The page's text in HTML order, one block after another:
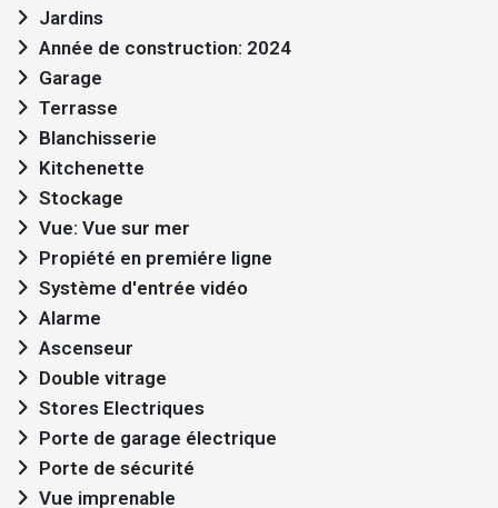
Jardins
Année de construction: 2024
Garage
Terrasse
Blanchisserie
Kitchenette
Stockage
Vue: Vue sur mer
Propiété en premiére ligne
Système d'entrée vidéo
Alarme
Ascenseur
Double vitrage
Stores Electriques
Porte de garage électrique
Porte de sécurité
Vue imprenable